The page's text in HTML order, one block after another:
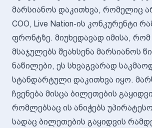
მარსიანოს დაკითხვა, რომელიც
COO, Live Nation-ის კონკურენტი
ფრონტზე. მიუხედავად იმისა, რომ
მსაჯულებს შეახსენა მარსიანოს
ნაწილები, ეს სხვაგვარად
სტანდარტული დაკითხვა იყო.
ჩვენება მისცა ბილეთების
რომლებსაც ის ანიჭებს
სადაც ბილეთების გაყიდვის